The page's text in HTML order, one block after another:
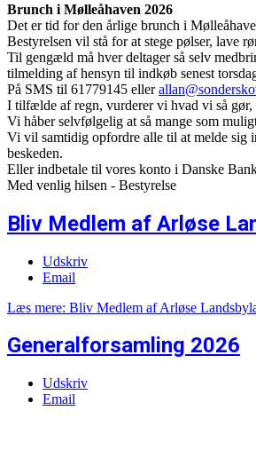
Brunch i Mølleåhaven 2026
Det er tid for den årlige brunch i
Bestyrelsen vil stå for at stege pølser, lave
Til gengæld må hver deltager så selv
tilmelding af hensyn til indkøb senest
På SMS til 61779145 eller
I tilfælde af regn, vurderer vi hvad vi så
Vi håber selvfølgelig at så mange som
Vi vil samtidig opfordre alle til at melde sig
beskeden.
Eller indbetale til vores konto i Danske
Med venlig hilsen - Bestyrelse
Bliv Medlem af Arløse
Udskriv
Email
Læs mere: Bliv Medlem af Arløse
Generalforsamling 2026
Udskriv
Email